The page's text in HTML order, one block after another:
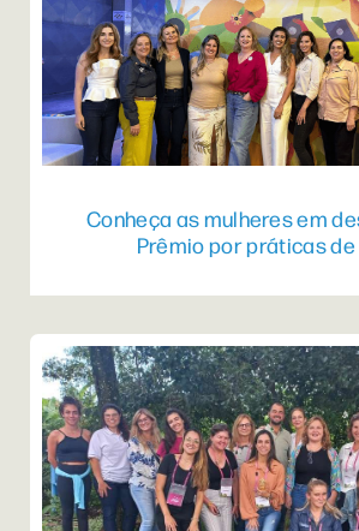
Conheça as mulheres em
Prêmio por práticas de